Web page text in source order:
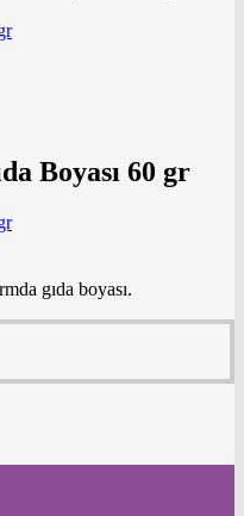
Boyası 60 gr
gıda boyası.